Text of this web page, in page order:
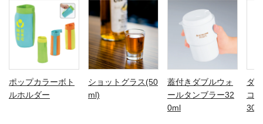
ポップカラーボト
ルホルダー
ショットグラス(50
ml)
蓋付きダブルウォ
ールタンブラー32
0ml
ダ
コ